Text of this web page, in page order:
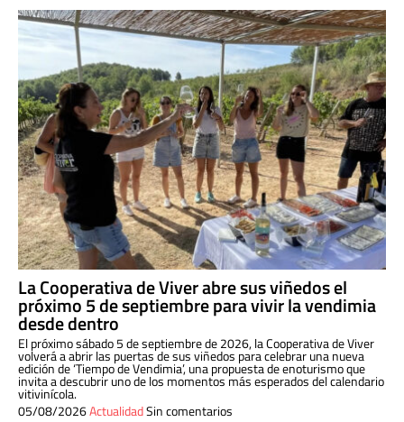
La Cooperativa de Viver abre sus viñedos el
próximo 5 de septiembre para vivir la vendimia
desde dentro
El próximo sábado 5 de septiembre de 2026, la Cooperativa de Viver
volverá a abrir las puertas de sus viñedos para celebrar una nueva
edición de ‘Tiempo de Vendimia’, una propuesta de enoturismo que
invita a descubrir uno de los momentos más esperados del calendario
vitivinícola.
05/08/2026ActualidadSin comentarios